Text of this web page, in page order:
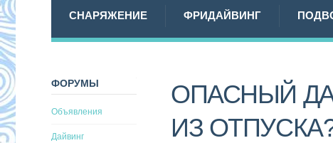
СНАРЯЖЕНИЕ ФРИДАЙВИНГ
ОПАСНЫЙ
ИЗ
ФОРУМЫ
Объявления
Дайвинг